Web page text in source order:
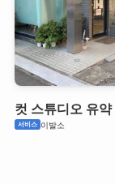
컷 스튜디오 유약
서비스 이발소